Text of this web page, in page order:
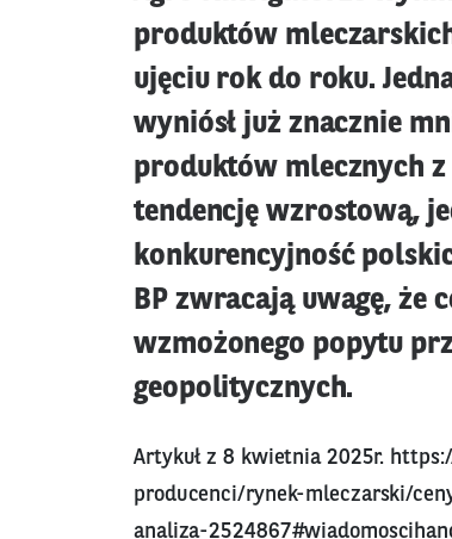
produktów
ujęciu rok do roku.
wyniósł już znacznie
produktów mlecznych
tendencję wzrostową,
konkurencyjność
BP zwracają uwagę, że
wzmożonego popytu
geopolitycznych.
Artykuł z 8 kwietnia 2025r.
producenci/rynek-mleczarski/
analiza-